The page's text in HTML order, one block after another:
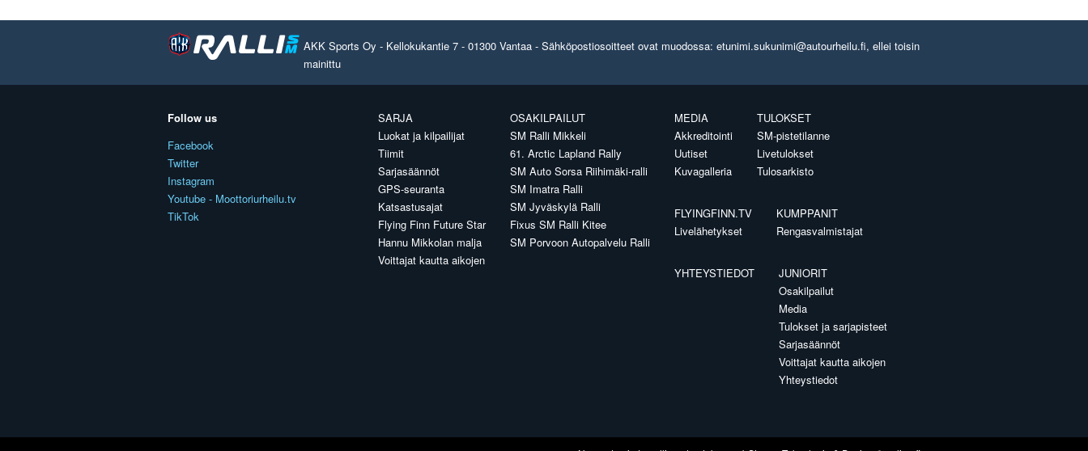
AKK Sports Oy - Kellokukantie 7 - 01300 Vantaa - Sähköpostiosoitteet ovat muodossa: etunimi.sukunimi@autourheilu.fi, ellei toisin
mainittu
Follow us
Facebook
Twitter
Instagram
Youtube - Moottoriurheilu.tv
TikTok
SARJA
Luokat ja kilpailijat
Tiimit
Sarjasäännöt
GPS-seuranta
Katsastusajat
Flying Finn Future Star
Hannu Mikkolan malja
Voittajat kautta aikojen
OSAKILPAILUT
SM Ralli Mikkeli
61. Arctic Lapland Rally
SM Auto Sorsa Riihimäki-ralli
SM Imatra Ralli
SM Jyväskylä Ralli
Fixus SM Ralli Kitee
SM Porvoon Autopalvelu Ralli
MEDIA
Akkreditointi
Uutiset
Kuvagalleria
TULOKSET
SM-pistetilanne
Livetulokset
Tulosarkisto
FLYINGFINN.TV
Livelähetykset
KUMPPANIT
Rengasvalmistajat
YHTEYSTIEDOT
JUNIORIT
Osakilpailut
Media
Tulokset ja sarjapisteet
Sarjasäännöt
Voittajat kautta aikojen
Yhteystiedot